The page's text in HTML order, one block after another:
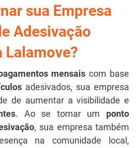
sua Empresa
Adesivação
Lalamove?
mensais com base
adesivados, sua empresa
de aumentar a visibilidade e
. Ao se tornar um ponto
, sua empresa também
na comunidade local,